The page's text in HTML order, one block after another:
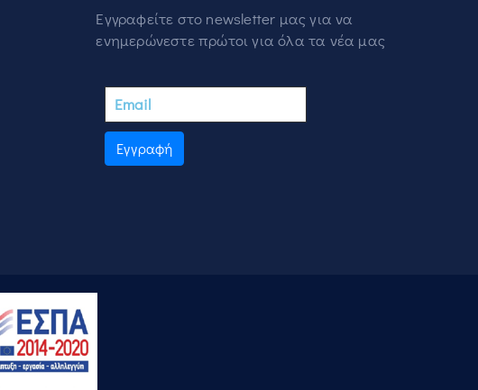
Εγγραφείτε στο newsletter μας για να
ενημερώνεστε πρώτοι για όλα τα νέα μας
Εγγραφή